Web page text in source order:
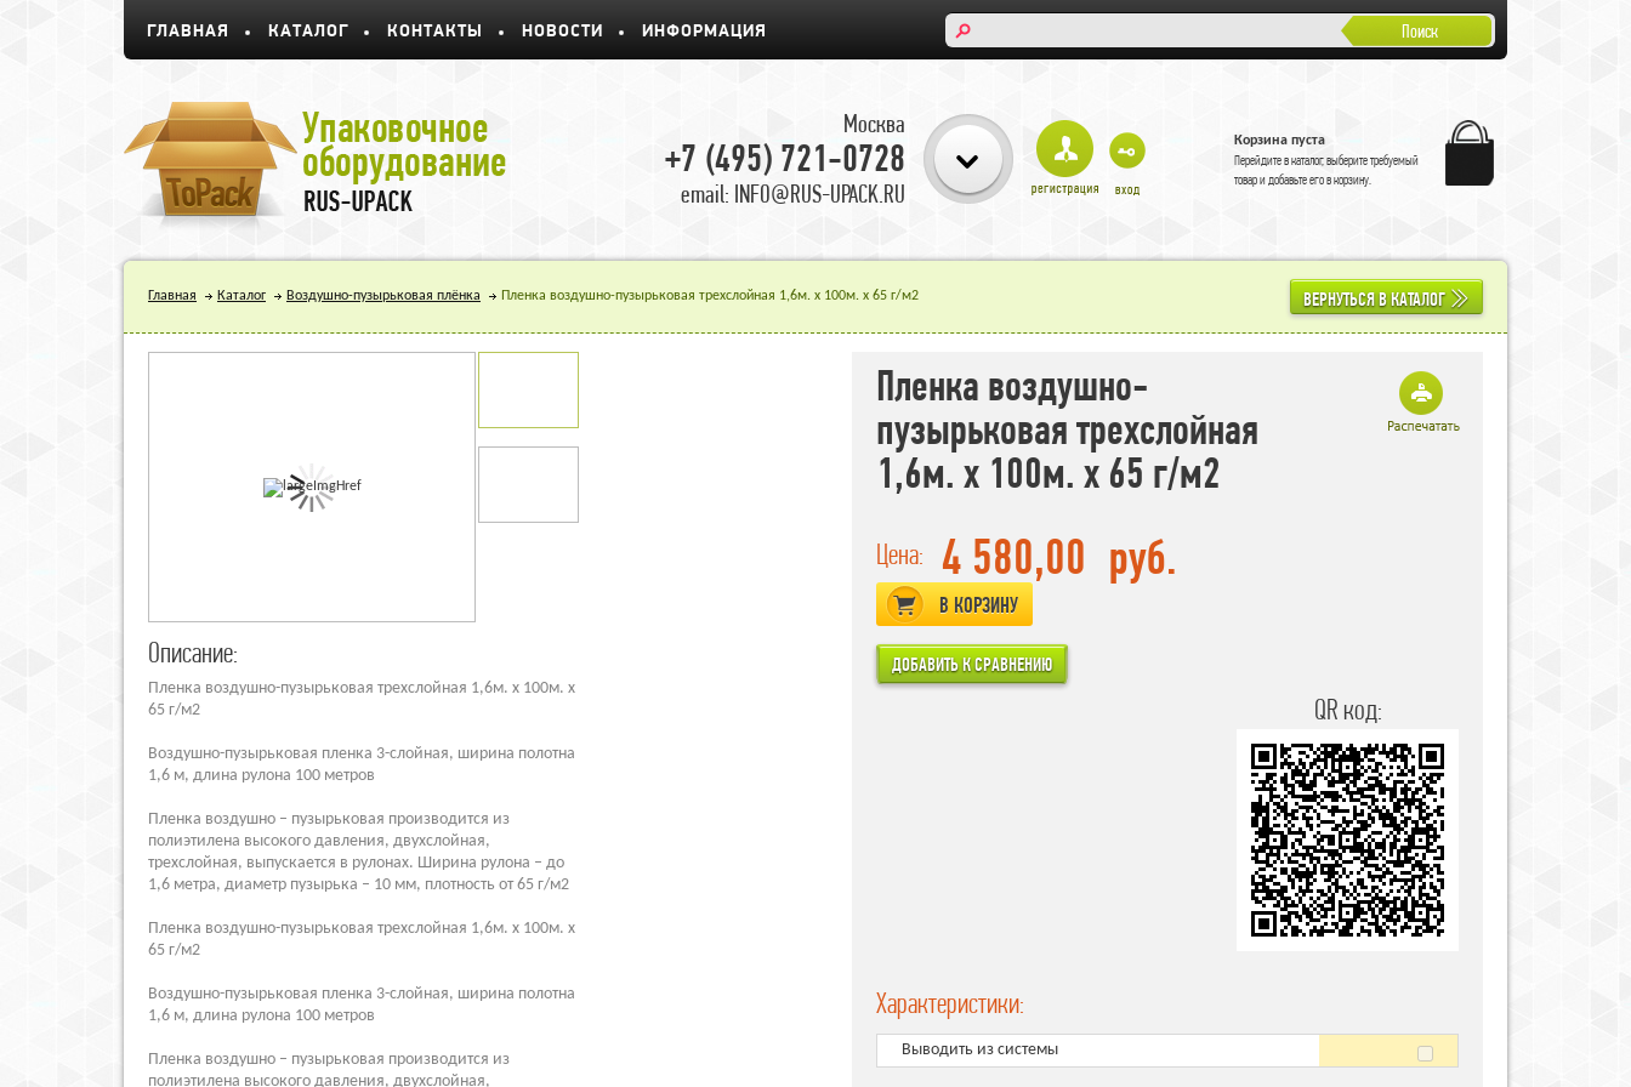
ГЛАВНАЯ КАТАЛОГ КОНТАКТЫ НОВОСТИ ИНФОРМАЦИЯ Поиск
Москва
+7 (495) 721-0728
email: INFO@RUS-UPACK.RU
Корзина пуста
Перейдите вкаталог, выберите требуемый
товар и добавьте его в корзину.
Главная Каталог Воздушно-пузырьковая плёнка Пленка воздушно-пузырьковая трехслойная 1,6м. x 100м. x 65 г/м2 ВЕРНУТЬСЯ В КАТАЛОГ
Описание:
Пленка воздушно-пузырьковая трехслойная 1,6м. x 100м. x
65 г/м2
Воздушно-пузырьковая пленка 3-слойная, ширина полотна
1,6 м, длина рулона 100 метров
Пленка воздушно – пузырьковая производится из
полиэтилена высокого давления, двухслойная,
трехслойная, выпускается в рулонах. Ширина рулона – до
1,6 метра, диаметр пузырька – 10 мм, плотность от 65 г/м2
Пленка воздушно-пузырьковая трехслойная 1,6м. x 100м. x
65 г/м2
Воздушно-пузырьковая пленка 3-слойная, ширина полотна
1,6 м, длина рулона 100 метров
Пленка воздушно – пузырьковая производится из
полиэтилена высокого давления, двухслойная,
Пленка воздушно-
пузырьковая трехслойная
1,6м. x 100м. x 65 г/м2
Цена: 4 580,00 руб.
В КОРЗИНУ
QR код:
Характеристики:
Выводить из системы